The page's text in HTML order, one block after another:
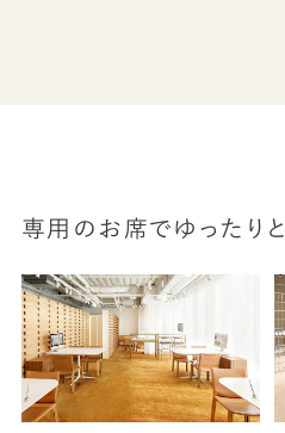
専用のお席でゆったり